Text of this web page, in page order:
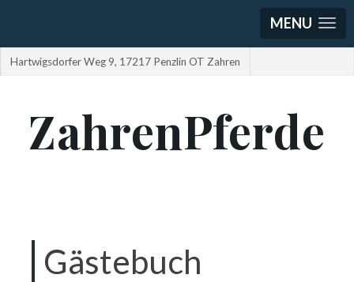
MENU
Hartwigsdorfer Weg 9, 17217 Penzlin OT Zahren
ZahrenPferde
Gästebuch